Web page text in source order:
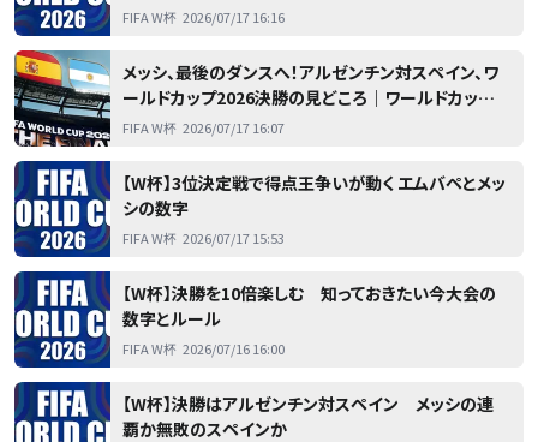
FIFA W杯 2026/07/17 16:16
メッシ、最後のダンスへ！アルゼンチン対スペイン、ワ
ールドカップ2026決勝の見どころ｜ワールドカップ
2026
FIFA W杯 2026/07/17 16:07
【W杯】3位決定戦で得点王争いが動く エムバペとメッ
シの数字
FIFA W杯 2026/07/17 15:53
【W杯】決勝を10倍楽しむ 知っておきたい今大会の
数字とルール
FIFA W杯 2026/07/16 16:00
【W杯】決勝はアルゼンチン対スペイン メッシの連
覇か無敗のスペインか